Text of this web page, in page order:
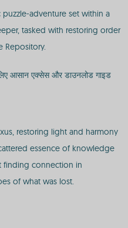
adventure set within a
tasked with restoring order
Repository.
आसान एक्सेस और डाउनलोड गाइड
restoring light and harmony
essence of knowledge
finding connection in
of what was lost.